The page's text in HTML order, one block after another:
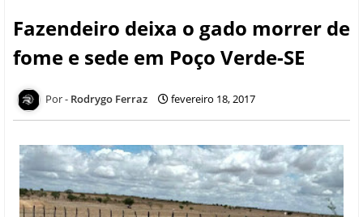
Fazendeiro deixa o gado morrer de
fome e sede em Poço Verde-SE
Rodrygo Ferraz fevereiro 18, 2017